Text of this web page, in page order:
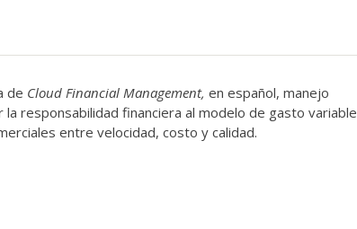
de Cloud Financial Management, en español, manejo
responsabilidad financiera al modelo de gasto variable
entre velocidad, costo y calidad.